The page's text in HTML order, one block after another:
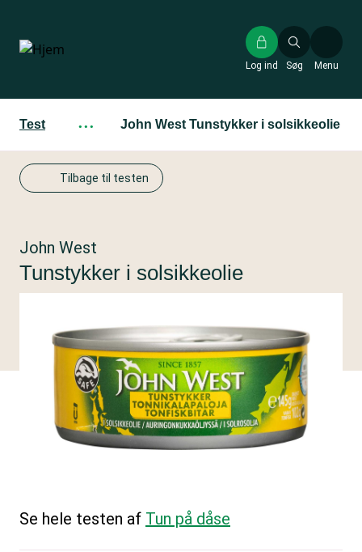
hovedindhold
Søg
Log ind Menu
Test ··· John West Tunstykker i solsikkeolie
Tilbage til testen
John West
Tunstykker i solsikkeolie
Se hele testen af Tun på dåse